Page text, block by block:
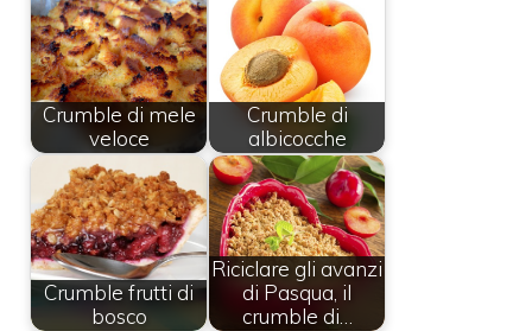
Crumble di mele
veloce
Crumble di
albicocche
Crumble frutti di
bosco
Riciclare gli avanzi
di Pasqua, il
crumble di…